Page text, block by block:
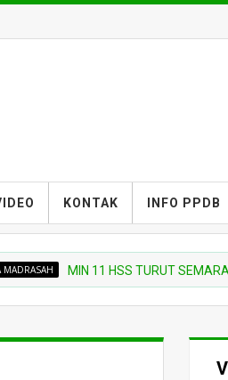
KONTAK INFO PPDB
MIN 11 HSS TURUT